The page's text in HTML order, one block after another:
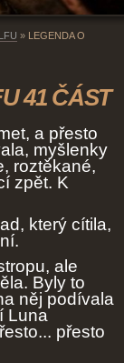
»
LEGENDA O
41 ČÁST
a přesto
myšlenky
roztěkané,
zpět. K
který cítila,
ale
Byly to
něj podívala
Luna
přesto